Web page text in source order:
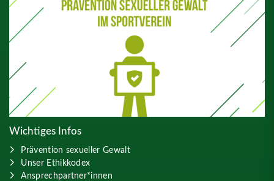
Wichtiges Infos
Prävention sexueller Gewalt
Unser Ethikkodex
Ansprechpartner*innen